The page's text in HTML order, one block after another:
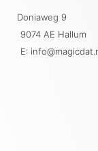
Doniaweg 9
9074 AE Hallum
E: